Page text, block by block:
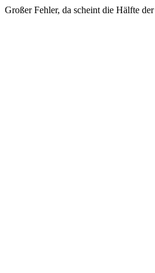
Großer Fehler, da scheint die Hälfte